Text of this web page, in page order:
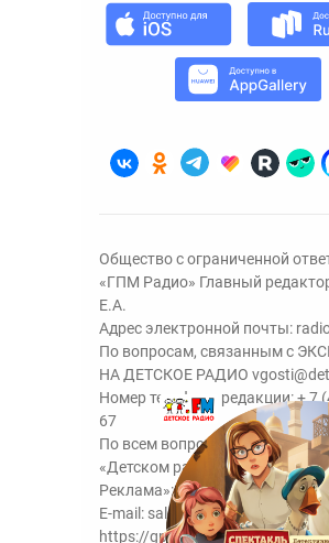
Общество с ограниченной
«ГПМ Радио» Главный
Е.А.
Адрес электронной почты:
По вопросам, связанным с
НА ДЕТСКОЕ РАДИО
Номер телефона редакции:+ 7
67
По всем вопросам
«Детском радио» - сейлз-хаус
Реклама»:+7 (495) 921-40-41
E-mail: sales@gazprom-media.ru
https://gpmsaleshouse.ru/